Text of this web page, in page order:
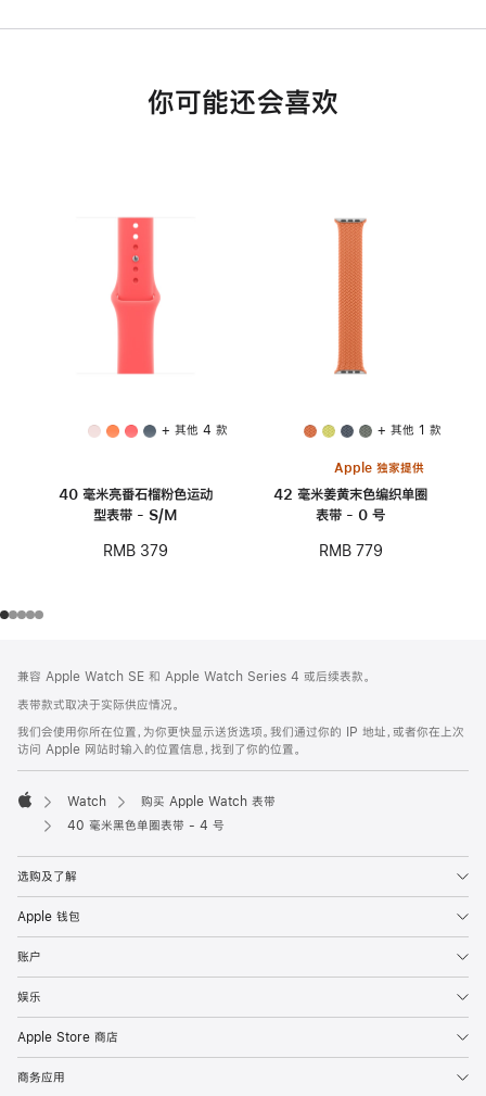
你可能还会喜欢
+ 其他 4 款
40 毫米亮番石榴粉色运动
型表带 - S/M
RMB 379
+ 其他 1 款
Apple 独家提供
42 毫米姜黄末色编织单圈
表带 - 0 号
RMB 779
页
页
脚
注
兼容 Apple Watch SE 和 Apple Watch Series 4 或后续表款。
表带款式取决于实际供应情况。
我们会使用你所在位置，为你更快显示送货选项。我们通过你的 IP 地址，或者你在上次
访问 Apple 网站时输入的位置信息，找到了你的位置。
Apple
Watch
购买 Apple Watch 表带
40 毫米黑色单圈表带 - 4 号
选购及了解
Apple 钱包
账户
娱乐
Apple Store 商店
商务应用